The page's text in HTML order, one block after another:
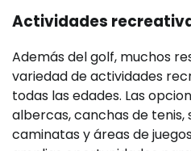
Actividades
Además del golf, muchos
variedad de actividades
todas las edades. Las
albercas, canchas de tenis,
caminatas y áreas de